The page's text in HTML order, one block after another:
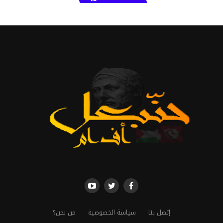
إتصل بنا سياسة الخصوصية من نحن؟